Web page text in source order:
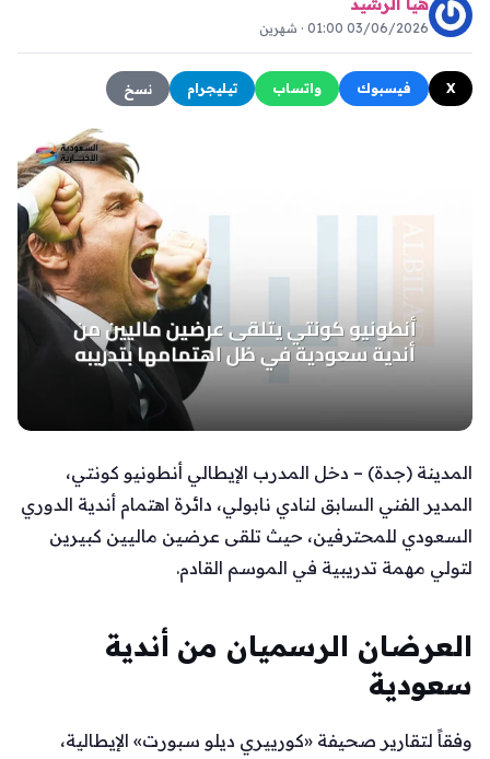
03/06/2026 01:00 · شهرين
X فيسبوك واتساب تيليجرام نسخ
المدينة (جدة) – دخل المدرب الإيطالي أنطونيو كونتي،
المدير الفني السابق لنادي نابولي، دائرة اهتمام أندية الدوري
السعودي للمحترفين، حيث تلقى عرضين ماليين كبيرين
لتولي مهمة تدريبية في الموسم القادم.
العرضان الرسميان من أندية
سعودية
وفقاً لتقارير صحيفة «كورييري ديلو سبورت» الإيطالية،